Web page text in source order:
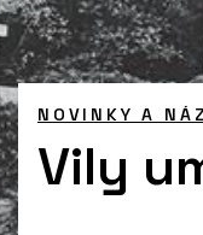
NOVINKY A
Vily